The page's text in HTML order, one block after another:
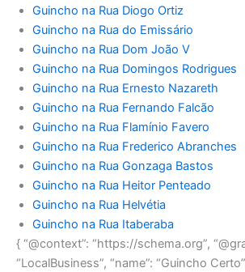
Guincho na Rua Diogo Ortiz
Guincho na Rua do Emissário
Guincho na Rua Dom João V
Guincho na Rua Domingos Rodrigues
Guincho na Rua Ernesto Nazareth
Guincho na Rua Fernando Falcão
Guincho na Rua Flamínio Favero
Guincho na Rua Frederico Abranches
Guincho na Rua Gonzaga Bastos
Guincho na Rua Heitor Penteado
Guincho na Rua Helvétia
Guincho na Rua Itaberaba
{ “@context”: “https://schema.org”,
“LocalBusiness”, “name”: “Guincho